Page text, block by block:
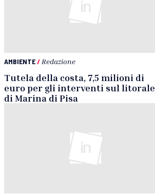
AMBIENTE/ Redazione
Tutela della costa, 7,5 milioni di
euro per gli interventi sul litorale
di Marina di Pisa